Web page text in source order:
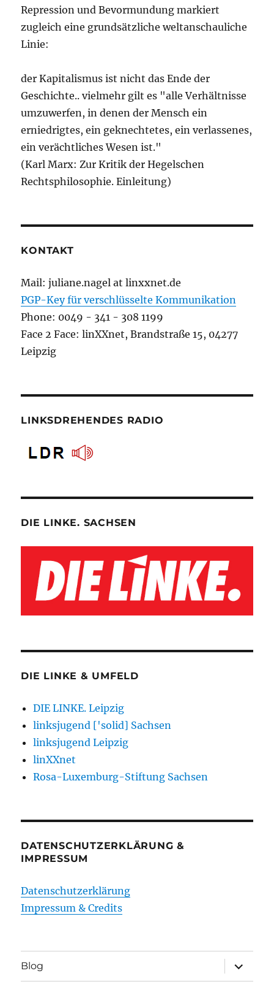
Repression und Bevormundung markiert
zugleich eine grundsätzliche weltanschauliche
Linie:
der Kapitalismus ist nicht das Ende der
Geschichte.. vielmehr gilt es "alle Verhältnisse
umzuwerfen, in denen der Mensch ein
erniedrigtes, ein geknechtetes, ein verlassenes,
ein verächtliches Wesen ist."
(Karl Marx: Zur Kritik der Hegelschen
Rechtsphilosophie. Einleitung)
KONTAKT
Mail: juliane.nagel at linxxnet.de
PGP-Key für verschlüsselte Kommunikation
Phone: 0049 - 341 - 308 1199
Face 2 Face: linXXnet, Brandstraße 15, 04277
Leipzig
LINKSDREHENDES RADIO
DIE LINKE. SACHSEN
DIE LINKE & UMFELD
DIE LINKE. Leipzig
linksjugend ['solid] Sachsen
linksjugend Leipzig
linXXnet
Rosa-Luxemburg-Stiftung Sachsen
DATENSCHUTZERKLÄRUNG &
IMPRESSUM
Datenschutzerklärung
Impressum & Credits
Blog
öffnen